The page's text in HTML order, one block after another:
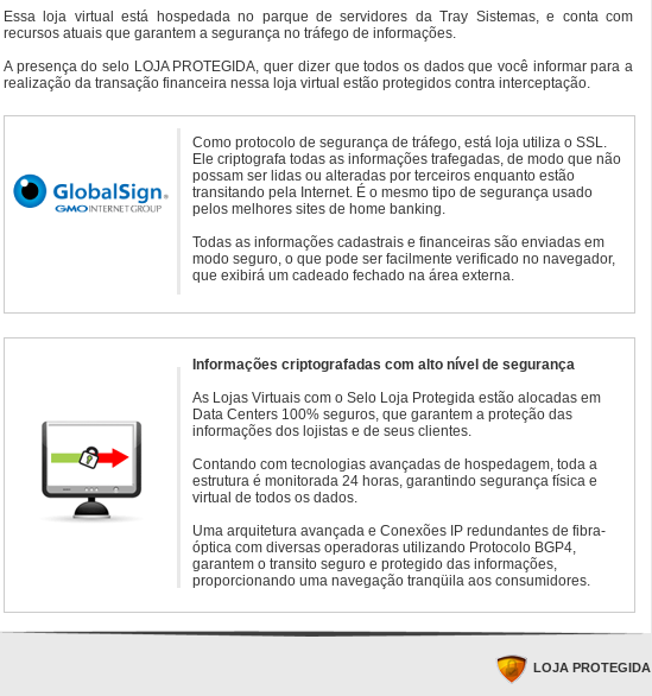
Essa loja virtual está hospedada no parque de servidores da Tray Sistemas, e conta com
recursos atuais que garantem a segurança no tráfego de informações.
A presença do selo LOJA PROTEGIDA, quer dizer que todos os dados que você informar para a
realização da transação financeira nessa loja virtual estão protegidos contra interceptação.
Como protocolo de segurança de tráfego, está loja utiliza o SSL.
Ele criptografa todas as informações trafegadas, de modo que não
possam ser lidas ou alteradas por terceiros enquanto estão
transitando pela Internet. É o mesmo tipo de segurança usado
pelos melhores sites de home banking.
Todas as informações cadastrais e financeiras são enviadas em
modo seguro, o que pode ser facilmente verificado no navegador,
que exibirá um cadeado fechado na área externa.
Informações criptografadas com alto nível de segurança
As Lojas Virtuais com o Selo Loja Protegida estão alocadas em
Data Centers 100% seguros, que garantem a proteção das
informações dos lojistas e de seus clientes.
Contando com tecnologias avançadas de hospedagem, toda a
estrutura é monitorada 24 horas, garantindo segurança física e
virtual de todos os dados.
Uma arquitetura avançada e Conexões IP redundantes de fibra-
óptica com diversas operadoras utilizando Protocolo BGP4,
garantem o transito seguro e protegido das informações,
proporcionando uma navegação tranqüila aos consumidores.
LOJA PROTEGIDA